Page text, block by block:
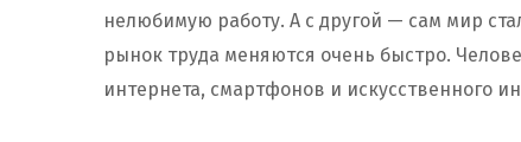
нелюбимую работу. А с другой — сам мир
рынок труда меняются очень быстро.
интернета, смартфонов и искусственного